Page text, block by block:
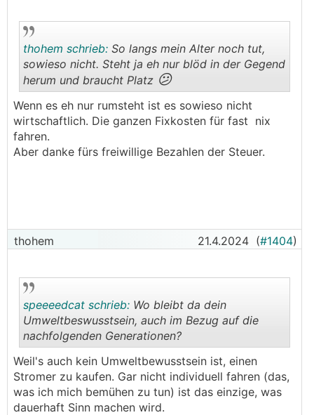
..
thohem schrieb: So langs mein Alter noch tut,
sowieso nicht. Steht ja eh nur blöd in der Gegend
herum und braucht Platz 😕
Wenn es eh nur rumsteht ist es sowieso nicht
wirtschaftlich. Die ganzen Fixkosten für fast nix
fahren.
Aber danke fürs freiwillige Bezahlen der Steuer.
thohem 21.4.2024 (#1404)
..
speeeedcat schrieb: Wo bleibt da dein
Umweltbeswusstsein, auch im Bezug auf die
nachfolgenden Generationen?
Weil's auch kein Umweltbewusstsein ist, einen
Stromer zu kaufen. Gar nicht individuell fahren (das,
was ich mich bemühen zu tun) ist das einzige, was
dauerhaft Sinn machen wird.